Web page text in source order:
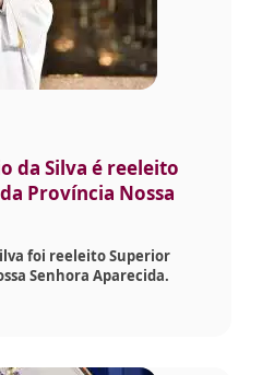
da Silva é reeleito
Província Nossa
foi reeleito Superior
Senhora Aparecida.